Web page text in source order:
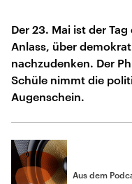
Der 23. Mai ist der
Anlass, über
nachzudenken. Der
Schüle nimmt die
Augenschein.
Aus dem